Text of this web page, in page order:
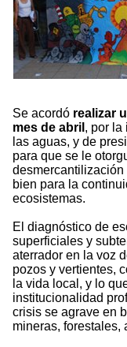
Se acordó realizar
mes de abril , por la
las aguas, y de
para que se le
bien para la
ecosistemas.
El diagnóstico de
superficiales y
aterrador en la voz
pozos y vertientes,
la vida local, y lo
institucionalidad
crisis se agrave en
mineras, forestales,